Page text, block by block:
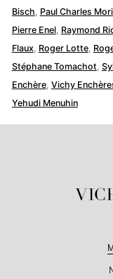
Bisch, Paul Charles
Pierre Enel, Raymond
Flaux, Roger Lotte,
Stéphane Tomachot,
Enchère, Vichy
Yehudi Menuhin